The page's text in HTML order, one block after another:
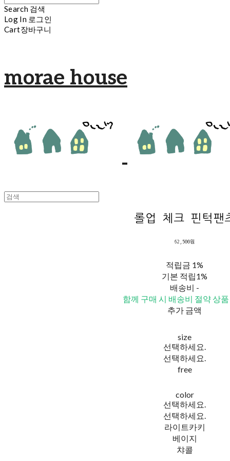
Search 검색
Log In 로그인
Cart장바구니
morae house
롤업 체크 핀턱팬
62,500원
적립금 1%
기본 적립1%
배송비 -
함께 구매 시 배송비 절약 상
추가 금액
size
선택하세요.
선택하세요.
free
color
선택하세요.
선택하세요.
라이트카키
베이지
챠콜